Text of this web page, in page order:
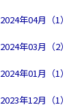
2024年04月（1）
2024年03月（2）
2024年01月（1）
2023年12月（1）